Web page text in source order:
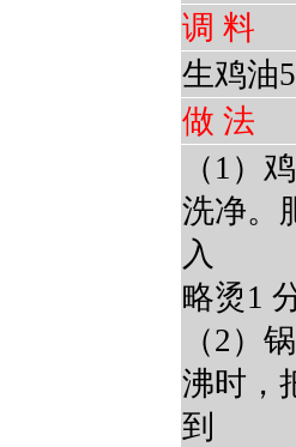
调 料
生鸡油
做 法
（1）
洗净。
入
略烫1
（2）
沸时，
到